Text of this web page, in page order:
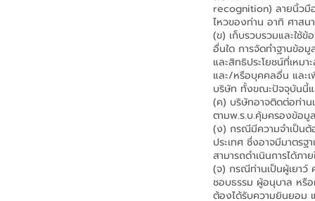
recognition) ลายนิ้วมื
ไหวของท่าน อาทิ ศาส
(ข) เก็บรวบรวมและใช้
อื่นใด การจัดทำฐานข้อ
และสิทธิประโยชน์ที่เหม
และ/หรือบุคคลอื่น และ
บริษัท ทั้งขณะปัจจุบันนี้แ
(ค) บริษัทอาจติดต่อท่า
ตามพ.ร.บ.คุ้มครองข้อ
(ง) กรณีมีความจำเป็น
ประเทศ ซึ่งอาจมีมาตร
สามารถดำเนินการได้ภ
(จ) กรณีท่านเป็นผู้เยาว์
ชอบธรรม ผู้อนุบาล หรื
ต้องได้รับความยินยอม